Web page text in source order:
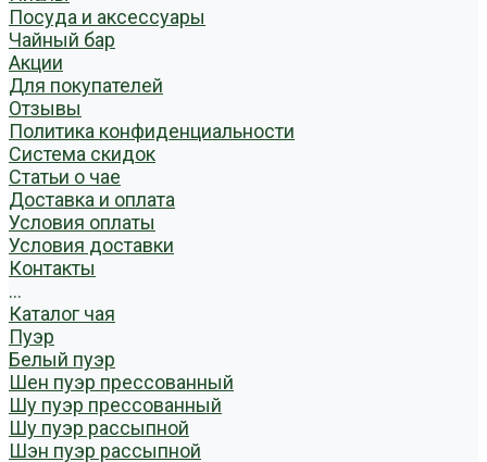
Посуда и аксессуары
Чайный бар
Акции
Для покупателей
Отзывы
Политика конфиденциальности
Система скидок
Статьи о чае
Доставка и оплата
Условия оплаты
Условия доставки
Контакты
...
Каталог чая
Пуэр
Белый пуэр
Шен пуэр прессованный
Шу пуэр прессованный
Шу пуэр рассыпной
Шэн пуэр рассыпной